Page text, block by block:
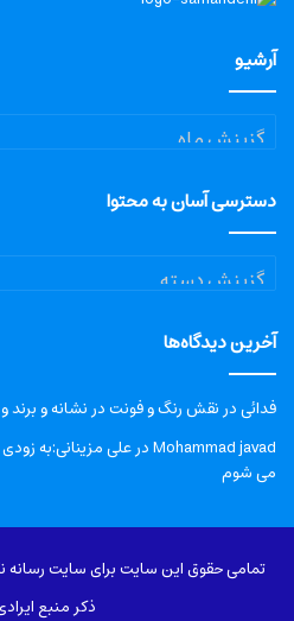
آرشیو
آرشیو
دسترسی آسان به محتوا
دسترسی
آسان
محتوا
آخرین دیدگاه‌ها
فدائیدرنقش رنگ و فونت در نشانه و برند و
Mohammad javadدرعلی مزینانی:به
می شوم
تمامی حقوق این سایت برای سایت
ذکر منبع